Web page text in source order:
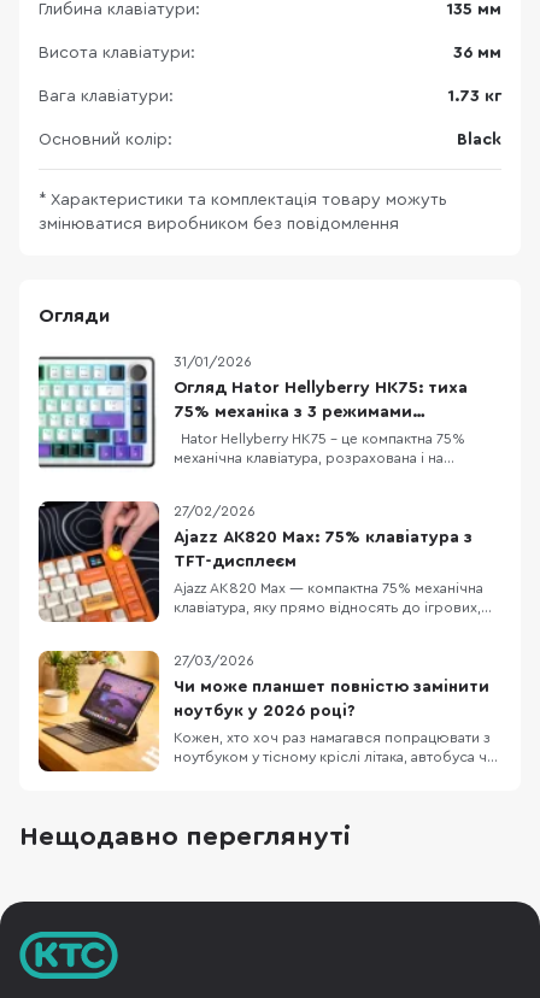
Глибина клавіатури: 135 мм
Висота клавіатури: 36 мм
Вага клавіатури: 1.73 кг
Основний колір: Black
* Характеристики та комплектація товару можуть
змінюватися виробником без повідомлення
Огляди
31/01/2026
Огляд Hator Hellyberry HK75: тиха
75% механіка з 3 режимами
підключення
механічна клавіатура, розрахована і на
Mechanical Linear, які попередньо змащені на
заводі. Це забезпечує надзвичайно плавний
хід клавіш та блискавичний відгук без зайво
27/02/2026
Ajazz AK820 Max: 75% клавіатура з
TFT-дисплеєм
Ajazz AK820 Max — компактна 75% механічна
клавіатура, яку прямо відносять до ігрових,
живлення та три режими підключення
(дротовий, Bluetooth 5.0 і радіо 2.4 ГГц). У
версії з помітним оранжевим кольором
додається ще од
27/03/2026
Чи може планшет повністю замінити
ноутбук у 2026 році?
Кожен, хто хоч раз намагався попрацювати з
ноутбуком у тісному кріслі літака, автобуса чи
нестача місця. Саме тому все більше
фрилансерів, студентів та людей у
Нещодавно переглянуті